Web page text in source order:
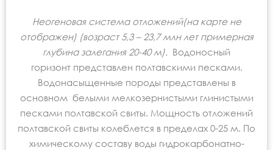
Неогеновая система отложений(на карте не
отображен) (возраст 5,3 – 23,7 млн лет примерная
глубина залегания 20-40 м). Водоносный
горизонт представлен полтавскими песками.
Водонасыщенные породы представлены в
основном белыми мелкозернистыми глинистыми
песками полтавской свиты. Мощность отложений
полтавской свиты колеблется в пределах 0-25 м. По
химическому составу воды гидрокарбонатно-